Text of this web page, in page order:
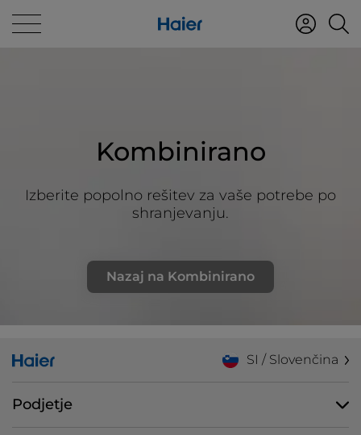
Kombinirano
Izberite popolno rešitev za vaše potrebe po
shranjevanju.
Nazaj na Kombinirano
SI / Slovenčina
Podjetje